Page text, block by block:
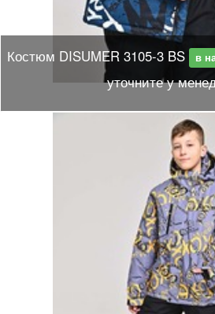
Костюм DISUMER 3105-3 BS в
уточните у